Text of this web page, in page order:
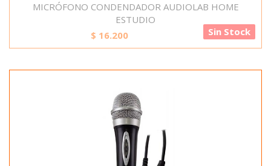
MICRÓFONO CONDENDADOR AUDIOLAB HOME
ESTUDIO
$ 16.200 Sin Stock